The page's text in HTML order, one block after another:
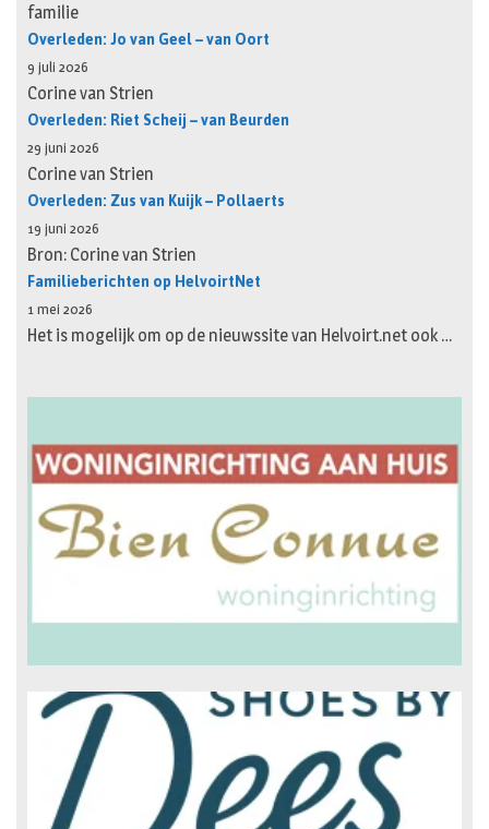
familie
Overleden: Jo van Geel – van Oort
9 juli 2026
Corine van Strien
Overleden: Riet Scheij – van Beurden
29 juni 2026
Corine van Strien
Overleden: Zus van Kuijk – Pollaerts
19 juni 2026
Bron: Corine van Strien
Familieberichten op HelvoirtNet
1 mei 2026
Het is mogelijk om op de nieuwssite van Helvoirt.net ook …